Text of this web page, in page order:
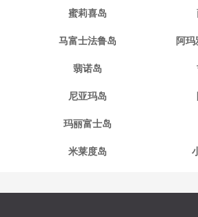
蜜莉喜岛
马富士法鲁岛 阿
翡诺岛
尼亚玛岛
玛丽富士岛
米莱度岛